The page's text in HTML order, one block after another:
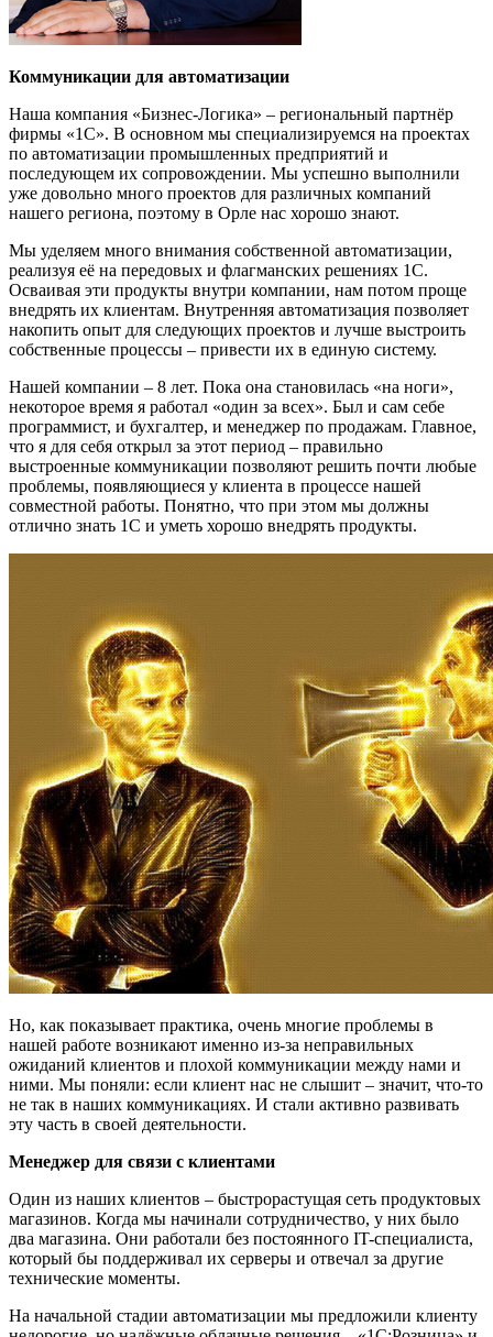
Коммуникации для автоматизации
Наша компания «Бизнес-Логика» – региональный партнёр
фирмы «1С». В основном мы специализируемся на проектах
по автоматизации промышленных предприятий и
последующем их сопровождении. Мы успешно выполнили
уже довольно много проектов для различных компаний
нашего региона, поэтому в Орле нас хорошо знают.
Мы уделяем много внимания собственной автоматизации,
реализуя её на передовых и флагманских решениях 1С.
Осваивая эти продукты внутри компании, нам потом проще
внедрять их клиентам. Внутренняя автоматизация позволяет
накопить опыт для следующих проектов и лучше выстроить
собственные процессы – привести их в единую систему.
Нашей компании – 8 лет. Пока она становилась «на ноги»,
некоторое время я работал «один за всех». Был и сам себе
программист, и бухгалтер, и менеджер по продажам. Главное,
что я для себя открыл за этот период – правильно
выстроенные коммуникации позволяют решить почти любые
проблемы, появляющиеся у клиента в процессе нашей
совместной работы. Понятно, что при этом мы должны
отлично знать 1С и уметь хорошо внедрять продукты.
Но, как показывает практика, очень многие проблемы в
нашей работе возникают именно из-за неправильных
ожиданий клиентов и плохой коммуникации между нами и
ними. Мы поняли: если клиент нас не слышит – значит, что-то
не так в наших коммуникациях. И стали активно развивать
эту часть в своей деятельности.
Менеджер для связи с клиентами
Один из наших клиентов – быстрорастущая сеть продуктовых
магазинов. Когда мы начинали сотрудничество, у них было
два магазина. Они работали без постоянного IT-специалиста,
который бы поддерживал их серверы и отвечал за другие
технические моменты.
На начальной стадии автоматизации мы предложили клиенту